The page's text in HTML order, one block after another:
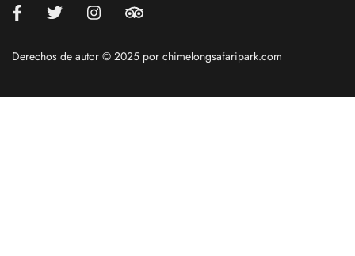
Derechos de autor © 2025 por chimelongsafaripark.com